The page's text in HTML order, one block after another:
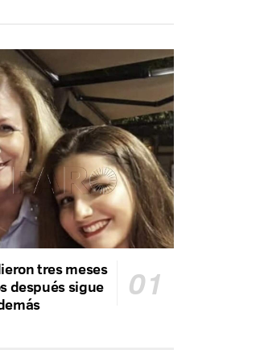
tres meses
después sigue